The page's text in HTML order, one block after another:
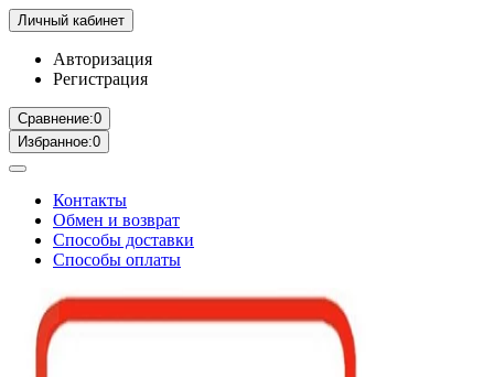
Личный кабинет
Авторизация
Регистрация
Сравнение:0
Избранное:0
Контакты
Обмен и возврат
Способы доставки
Способы оплаты